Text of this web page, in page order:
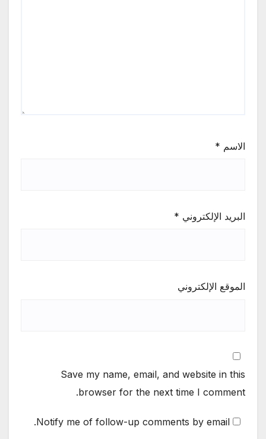
الاسم *
البريد الإلكتروني *
الموقع الإلكتروني
Save my name, email, and website in this
browser for the next time I comment.
Notify me of follow-up comments by email.